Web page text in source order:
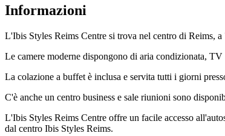
Informazioni
L'Ibis Styles Reims Centre si trova nel centro di Reims,
Le camere moderne dispongono di aria condizionata,
La colazione a buffet è inclusa e servita tutti i giorni
C'è anche un centro business e sale riunioni sono
L'Ibis Styles Reims Centre offre un facile accesso
dal centro Ibis Styles Reims.